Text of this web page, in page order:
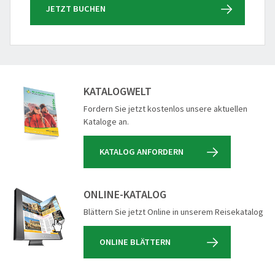
JETZT BUCHEN
KATALOGWELT
Fordern Sie jetzt kostenlos unsere aktuellen
Kataloge an.
KATALOG ANFORDERN
ONLINE-KATALOG
Blättern Sie jetzt Online in unserem Reisekatalog
ONLINE BLÄTTERN